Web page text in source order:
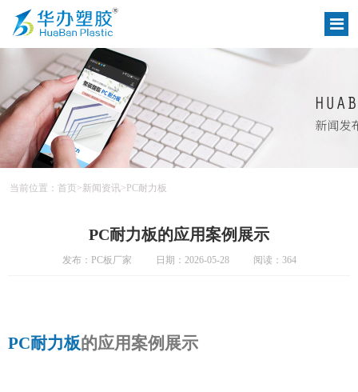
当前位置： 首页>新闻资讯> PC耐力板
PC耐力板的应用案例展示
发布：PC板厂家 日期：2026-05-28 阅读：364
PC耐力板的应用案例展示